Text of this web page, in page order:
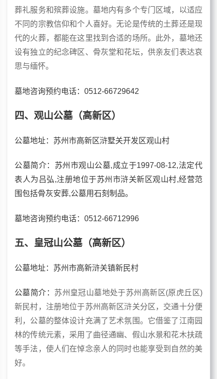
葬礼服务和殡葬设施。墓地内有多个专门区域，以适应
不同的宗教信仰和个人喜好。无论是传统的土葬还是现
代的火葬，都能在这里找到合适的场所。此外，墓地还
设有独立的纪念碑区、骨灰堂和花坛，供亲友们表达哀
思与缅怀。
墓地咨询预约电话：0512-66729642
四、观山公墓（高新区）
公墓地址：苏州市高新区浒墅关开发区观山村
公墓简介：苏州市观山公墓,成立于1997-08-12,法定代
表人为吕弘,注册地位于苏州市浒关新区观山村,经营范
围包括骨灰安葬,公墓用石刻制品。
墓地咨询预约电话：0512-66712996
五、皇冠山公墓（高新区）
公墓地址：苏州市高新浒关镇新民村
公墓简介： 苏州皇冠山墓地处于苏州高新区(原虎丘区)
新民村，注册地位于苏州高新区浒关分区，交通十分便
利，公墓的整体设计充满了艺术氛围。它借鉴了江南园
林的传统元素，采用了曲径通幽、假山水景和花木扶疏
等手法，使人们在悼念亲人的同时也能享受到自然的美
好。